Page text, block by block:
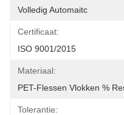
Volledig Automaitc
Certificaat:
ISO 9001/2015
Materiaal:
PET-Flessen Vlokken %
Tolerantie: